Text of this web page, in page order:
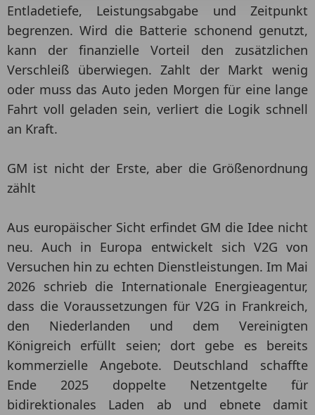
Entladetiefe, Leistungsabgabe und Zeitpunkt
begrenzen. Wird die Batterie schonend genutzt,
kann der finanzielle Vorteil den zusätzlichen
Verschleiß überwiegen. Zahlt der Markt wenig
oder muss das Auto jeden Morgen für eine lange
Fahrt voll geladen sein, verliert die Logik schnell
an Kraft.
GM ist nicht der Erste, aber die Größenordnung
zählt
Aus europäischer Sicht erfindet GM die Idee nicht
neu. Auch in Europa entwickelt sich V2G von
Versuchen hin zu echten Dienstleistungen. Im Mai
2026 schrieb die Internationale Energieagentur,
dass die Voraussetzungen für V2G in Frankreich,
den Niederlanden und dem Vereinigten
Königreich erfüllt seien; dort gebe es bereits
kommerzielle Angebote. Deutschland schaffte
Ende 2025 doppelte Netzentgelte für
bidirektionales Laden ab und ebnete damit